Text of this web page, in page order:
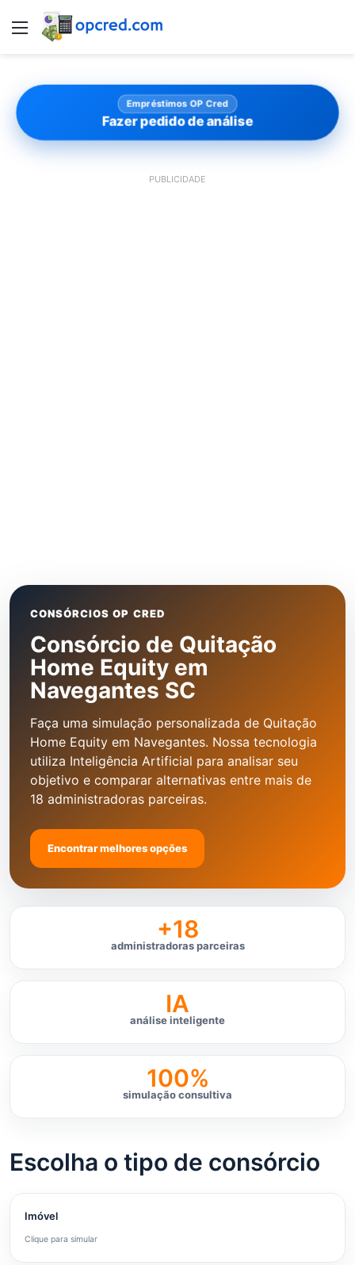
Menu
Empréstimos OP Cred
Fazer pedido de análise
PUBLICIDADE
CONSÓRCIOS OP CRED
Consórcio de Quitação
Home Equity em
Navegantes SC
Faça uma simulação personalizada de Quitação
Home Equity em Navegantes. Nossa tecnologia
utiliza Inteligência Artificial para analisar seu
objetivo e comparar alternativas entre mais de
18 administradoras parceiras.
Encontrar melhores opções
+18
administradoras parceiras
IA
análise inteligente
100%
simulação consultiva
Escolha o tipo de consórcio
Imóvel
Clique para simular